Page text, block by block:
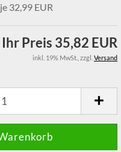
je 32,99 EUR
Ihr Preis 35,82 EUR
inkl. 19% MwSt. zzgl. Versand